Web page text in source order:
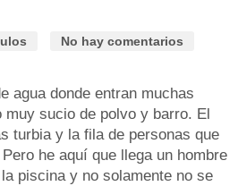
No hay comentarios
agua donde entran muchas
sucio de polvo y barro. El
turbia y la fila de personas que
he aquí que llega un hombre
piscina y no solamente no se